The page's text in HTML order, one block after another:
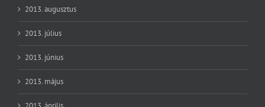
2013. augusztus
2013. július
2013. június
2013. május